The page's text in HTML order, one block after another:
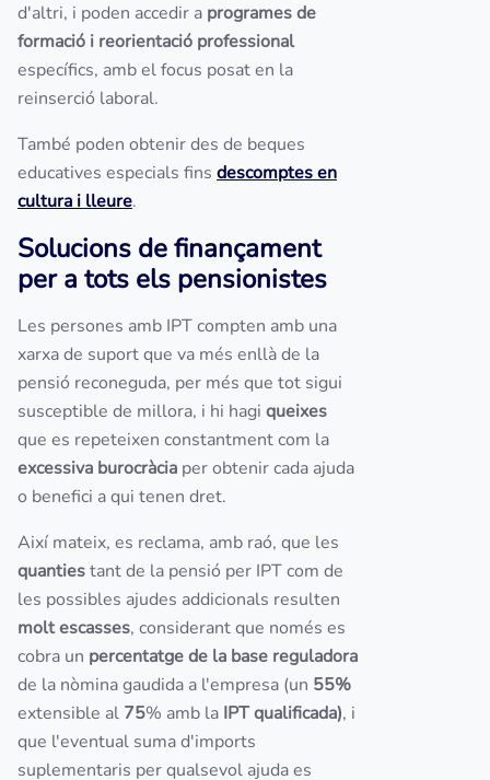
d'altri, i poden accedir a programes de
formació i reorientació professional
específics, amb el focus posat en la
reinserció laboral.
També poden obtenir des de beques
educatives especials fins descomptes en
cultura i lleure.
Solucions de finançament
per a tots els pensionistes
Les persones amb IPT compten amb una
xarxa de suport que va més enllà de la
pensió reconeguda, per més que tot sigui
susceptible de millora, i hi hagi queixes
que es repeteixen constantment com la
excessiva burocràcia per obtenir cada ajuda
o benefici a qui tenen dret.
Així mateix, es reclama, amb raó, que les
quantiestant de la pensió per IPT com de
les possibles ajudes addicionals resulten
molt escasses, considerant que només es
cobra un percentatge de la base reguladora
de la nòmina gaudida a l'empresa (un 55%
extensible al 75% amb la IPT qualificada), i
que l'eventual suma d'imports
suplementaris per qualsevol ajuda es